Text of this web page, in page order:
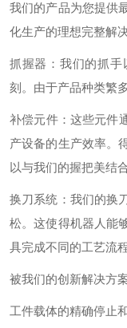
我们的产品为您提供
化生产的理想完整解
抓握器：我们的抓手
刻。由于产品种类繁
补偿元件：这些元件
产设备的生产效率。
以与我们的握把美结合
换刀系统：我们的换
松。这使得机器人能
具完成不同的工艺流程
被我们的创新解决方
工件载体的精确停止